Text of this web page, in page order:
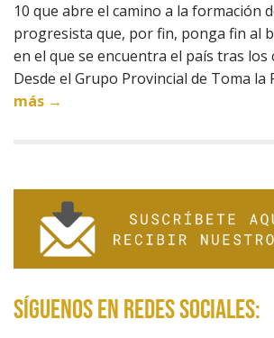
10 que abre el camino a la formación
progresista que, por fin, ponga fin al
en el que se encuentra el país tras los
Desde el Grupo Provincial de Toma la
más →
Síguenos en redes sociales: